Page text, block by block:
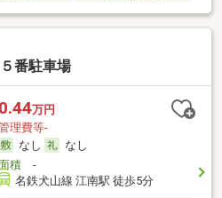
番駐車場
0.44万円
理費等-
なし
なし
積-
名鉄犬山線 江南駅 徒歩5分